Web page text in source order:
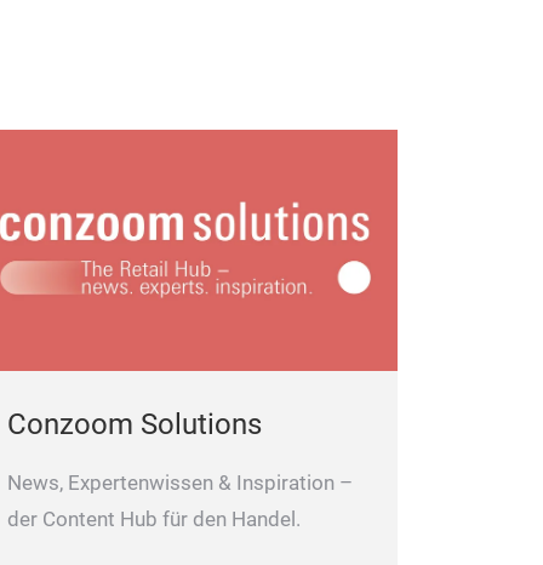
Conzoom Solutions
News, Expertenwissen & Inspiration –
der Content Hub für den Handel.